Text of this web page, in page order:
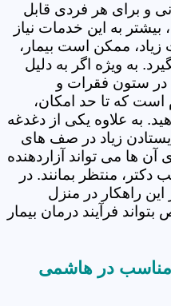
و برای هر فردی قابل
بیشتر به این خدمات نیاز
ممکن است بیمار،
به ویژه اگر به دلیل
ستون فقرات و
که تا حد امکان،
به علاوه یکی از دغدغه
زیاد در صف های
ها می تواند آزاردهنده
منتظر بمانند. در
راهکار در منزل
فرآیند درمان بیمار
مناسب در هاشمی